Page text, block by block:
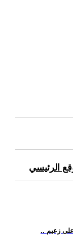
الرئيسي
على زعيم